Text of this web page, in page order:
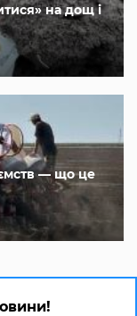
на дощ і
— що це